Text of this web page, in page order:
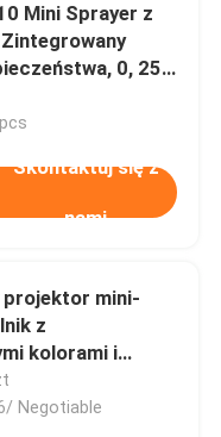
Mini Sprayer z
0, 25
dawka do
Skontaktuj się z
nami
projektor mini-
z
kolorami i
dla
Negotiable